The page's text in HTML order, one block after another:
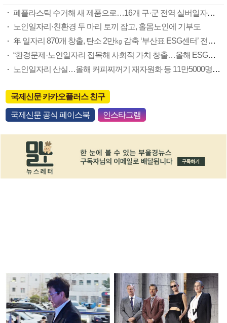
폐플라스틱 수거해 새 제품으로…16개 구·군 전역 실버일자리 창출
노인일자리·친환경 두 마리 토끼 잡고, 홀몸노인에 기부도
年 일자리 870개 창출, 탄소 2만㎏ 감축 ‘부산표 ESG센터’ 전국 확대
“환경문제·노인일자리 접목해 사회적 가치 창출…올해 ESG센터 2곳 확충 목표”
노인일자리 산실…올해 커피찌꺼기 재자원화 등 11만5000명 고용
국제신문 카카오플러스 친구
국제신문 공식 페이스북 인스타그램